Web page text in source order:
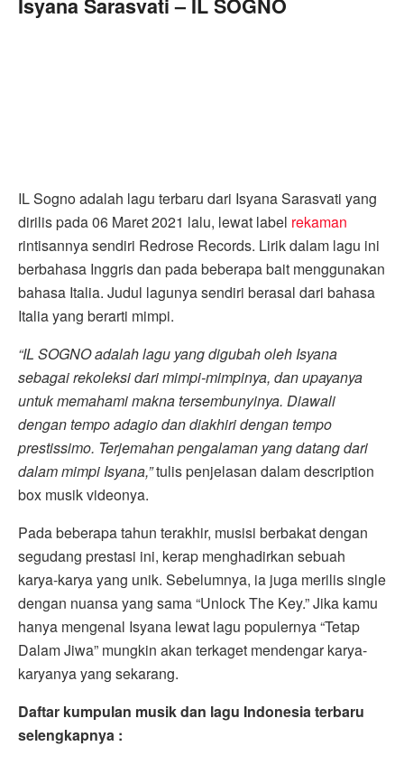
Isyana Sarasvati – IL SOGNO
IL Sogno adalah lagu terbaru dari Isyana Sarasvati yang
dirilis pada 06 Maret 2021 lalu, lewat label rekaman
rintisannya sendiri Redrose Records. Lirik dalam lagu ini
berbahasa Inggris dan pada beberapa bait menggunakan
bahasa Italia. Judul lagunya sendiri berasal dari bahasa
Italia yang berarti mimpi.
“IL SOGNO adalah lagu yang digubah oleh Isyana
sebagai rekoleksi dari mimpi-mimpinya, dan upayanya
untuk memahami makna tersembunyinya. Diawali
dengan tempo adagio dan diakhiri dengan tempo
prestissimo. Terjemahan pengalaman yang datang dari
dalam mimpi Isyana,”tulis penjelasan dalam description
box musik videonya.
Pada beberapa tahun terakhir, musisi berbakat dengan
segudang prestasi ini, kerap menghadirkan sebuah
karya-karya yang unik. Sebelumnya, ia juga merilis single
dengan nuansa yang sama “Unlock The Key.” Jika kamu
hanya mengenal Isyana lewat lagu populernya “Tetap
Dalam Jiwa” mungkin akan terkaget mendengar karya-
karyanya yang sekarang.
Daftar kumpulan musik dan lagu Indonesia terbaru
selengkapnya :